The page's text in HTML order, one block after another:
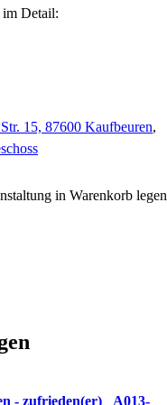
Detail:
15, 87600 Kaufbeuren,
in Warenkorb legen
- zufrieden(er)
A013-